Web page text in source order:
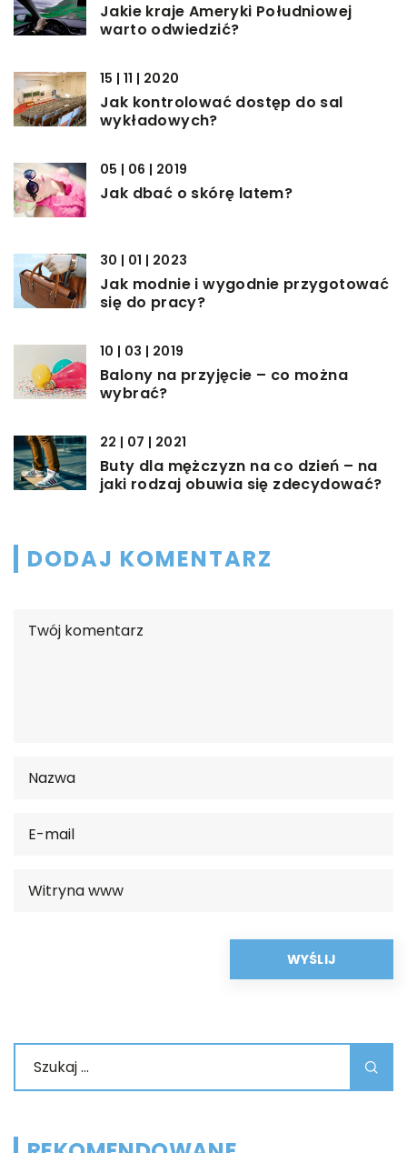
Jakie kraje Ameryki Południowej
warto odwiedzić?
15 | 11 | 2020
Jak kontrolować dostęp do sal
wykładowych?
05 | 06 | 2019
Jak dbać o skórę latem?
30 | 01 | 2023
Jak modnie i wygodnie przygotować
się do pracy?
10 | 03 | 2019
Balony na przyjęcie – co można
wybrać?
22 | 07 | 2021
Buty dla mężczyzn na co dzień – na
jaki rodzaj obuwia się zdecydować?
DODAJ KOMENTARZ